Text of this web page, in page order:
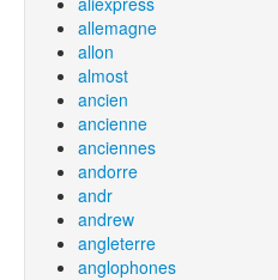
allemagne
allon
almost
ancien
ancienne
anciennes
andorre
andr
andrew
angleterre
anglophones